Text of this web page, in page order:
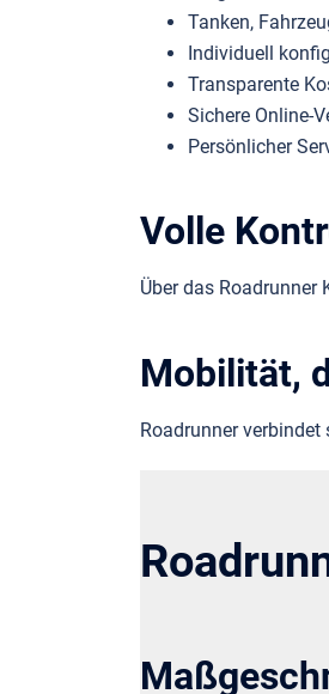
Tanken,
Individuell
Transparente
Sichere Online-
Persönlicher
Volle
Über das Roadrunner
Mobilität,
Roadrunner